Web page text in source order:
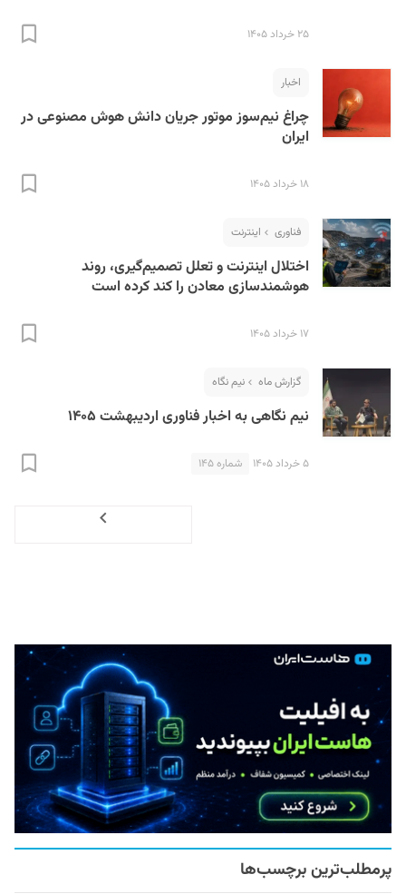
۲۵ خرداد ۱۴۰۵
اخبار
چراغ نیم‌سوز موتور جریان دانش هوش مصنوعی در
ایران
۱۸ خرداد ۱۴۰۵
فناوری اینترنت
اختلال اینترنت و تعلل تصمیم‌گیری، روند
هوشمندسازی معادن را کند کرده است
۱۷ خرداد ۱۴۰۵
گزارش ماه نیم نگاه
نیم نگاهی به اخبار فناوری اردیبهشت ۱۴۰۵
۵ خرداد ۱۴۰۵ شماره ۱۴۵
پرمطلب‌ترین برچسب‌ها